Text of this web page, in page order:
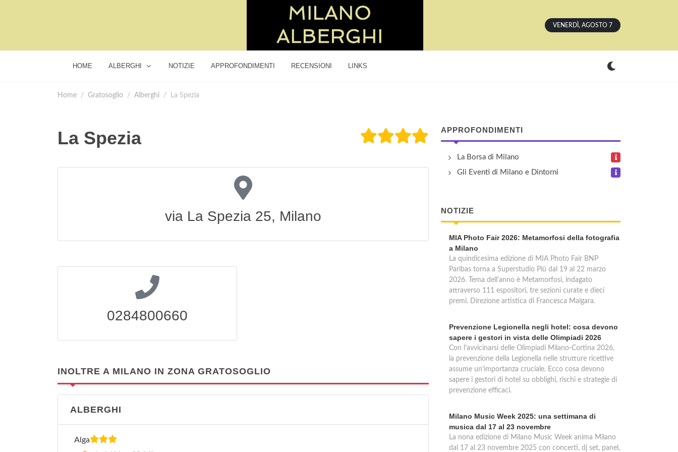
VENERDÌ, AGOSTO 7
HOME ALBERGHI NOTIZIE APPROFONDIMENTI RECENSIONI LINKS
Home Gratosoglio Alberghi La Spezia
La Spezia
via La Spezia 25, Milano
0284800660
INOLTRE A MILANO IN ZONA GRATOSOGLIO
ALBERGHI
Alga
APPROFONDIMENTI
La Borsa di Milano
Gli Eventi di Milano e Dintorni
NOTIZIE
MIA Photo Fair 2026: Metamorfosi della fotografia
a Milano
La quindicesima edizione di MIA Photo Fair BNP
Paribas torna a Superstudio Più dal 19 al 22 marzo
2026. Tema dell'anno è Metamorfosi, indagato
attraverso 111 espositori, tre sezioni curate e dieci
premi. Direzione artistica di Francesca Malgara.
Prevenzione Legionella negli hotel: cosa devono
sapere i gestori in vista delle Olimpiadi 2026
Con l'avvicinarsi delle Olimpiadi Milano-Cortina 2026,
la prevenzione della Legionella nelle strutture ricettive
assume un'importanza cruciale. Ecco cosa devono
sapere i gestori di hotel su obblighi, rischi e strategie di
prevenzione efficaci.
Milano Music Week 2025: una settimana di
musica dal 17 al 23 novembre
La nona edizione di Milano Music Week anima Milano
dal 17 al 23 novembre 2025 con concerti, dj set, panel,